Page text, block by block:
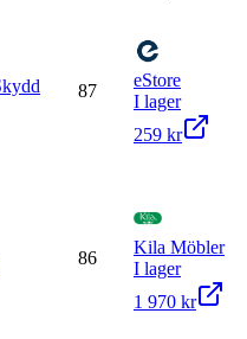
87
eStore
I lager
259 kr
86
Kila Möbler
I lager
1 970 kr